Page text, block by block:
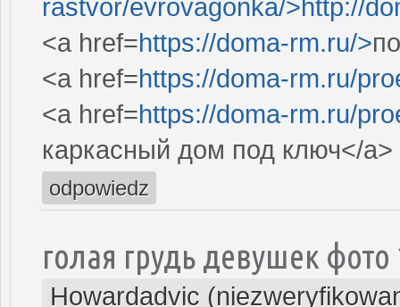
rastvor/evrovagonka/>http://
<a href=https://doma-rm.ru/>
<a href=https://doma-rm.ru/
<a href=https://doma-rm.ru/
каркасный дом под ключ</a>
odpowiedz
голая грудь девушек фото
Howardadvic